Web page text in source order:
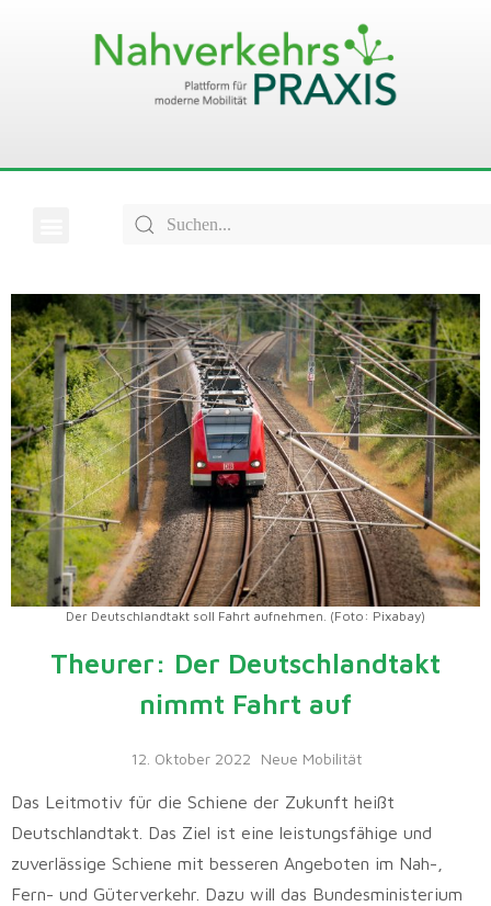
Der Deutschlandtakt soll Fahrt aufnehmen. (Foto: Pixabay)
Theurer: Der Deutschlandtakt
nimmt Fahrt auf
12. Oktober 2022 Neue Mobilität
Das Leitmotiv für die Schiene der Zukunft heißt
Deutschlandtakt. Das Ziel ist eine leistungsfähige und
zuverlässige Schiene mit besseren Angeboten im Nah-,
Fern- und Güterverkehr. Dazu will das Bundesministerium